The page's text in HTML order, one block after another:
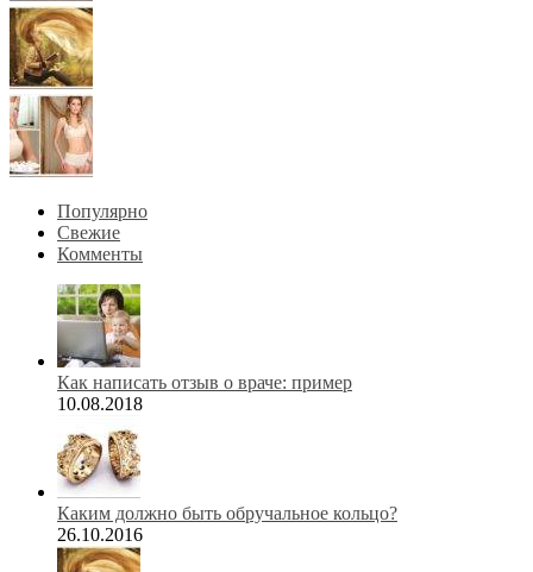
Популярно
Свежие
Комменты
Как написать отзыв о враче: пример
10.08.2018
Каким должно быть обручальное кольцо?
26.10.2016